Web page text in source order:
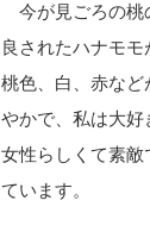
今が見ごろの桃
良されたハナモ
桃色、白、赤な
やかで、私は大
女性らしくて素
ています。